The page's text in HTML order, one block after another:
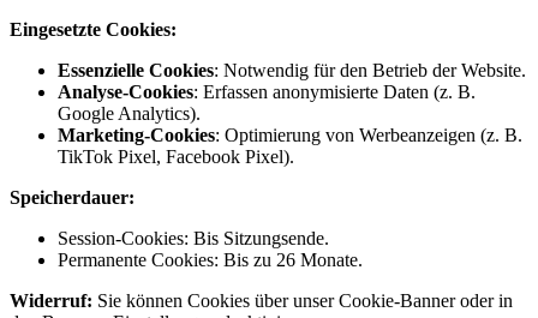
Eingesetzte Cookies:
Essenzielle Cookies: Notwendig für den Betrieb der Website.
Analyse-Cookies: Erfassen anonymisierte Daten (z. B.
Google Analytics).
Marketing-Cookies: Optimierung von Werbeanzeigen (z. B.
TikTok Pixel, Facebook Pixel).
Speicherdauer:
Session-Cookies: Bis Sitzungsende.
Permanente Cookies: Bis zu 26 Monate.
Widerruf: Sie können Cookies über unser Cookie-Banner oder in